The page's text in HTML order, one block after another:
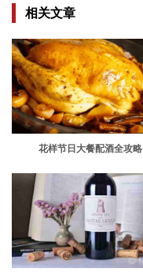
相关文章
花样节日大餐配酒全攻略